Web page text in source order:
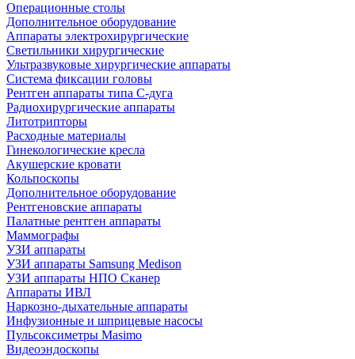
Операционные столы
Дополнительное оборудование
Аппараты электрохирургические
Светильники хирургические
Ультразвуковые хирургические аппараты
Система фиксации головы
Рентген аппараты типа С-дуга
Радиохирургические аппараты
Литотрипторы
Расходные материалы
Гинекологические кресла
Акушерские кровати
Кольпоскопы
Дополнительное оборудование
Рентгеновские аппараты
Палатные рентген аппараты
Маммографы
УЗИ аппараты
УЗИ аппараты Samsung Medison
УЗИ аппараты НПО Сканер
Аппараты ИВЛ
Наркозно-дыхательные аппараты
Инфузионные и шприцевые насосы
Пульсоксиметры Masimo
Видеоэндоскопы